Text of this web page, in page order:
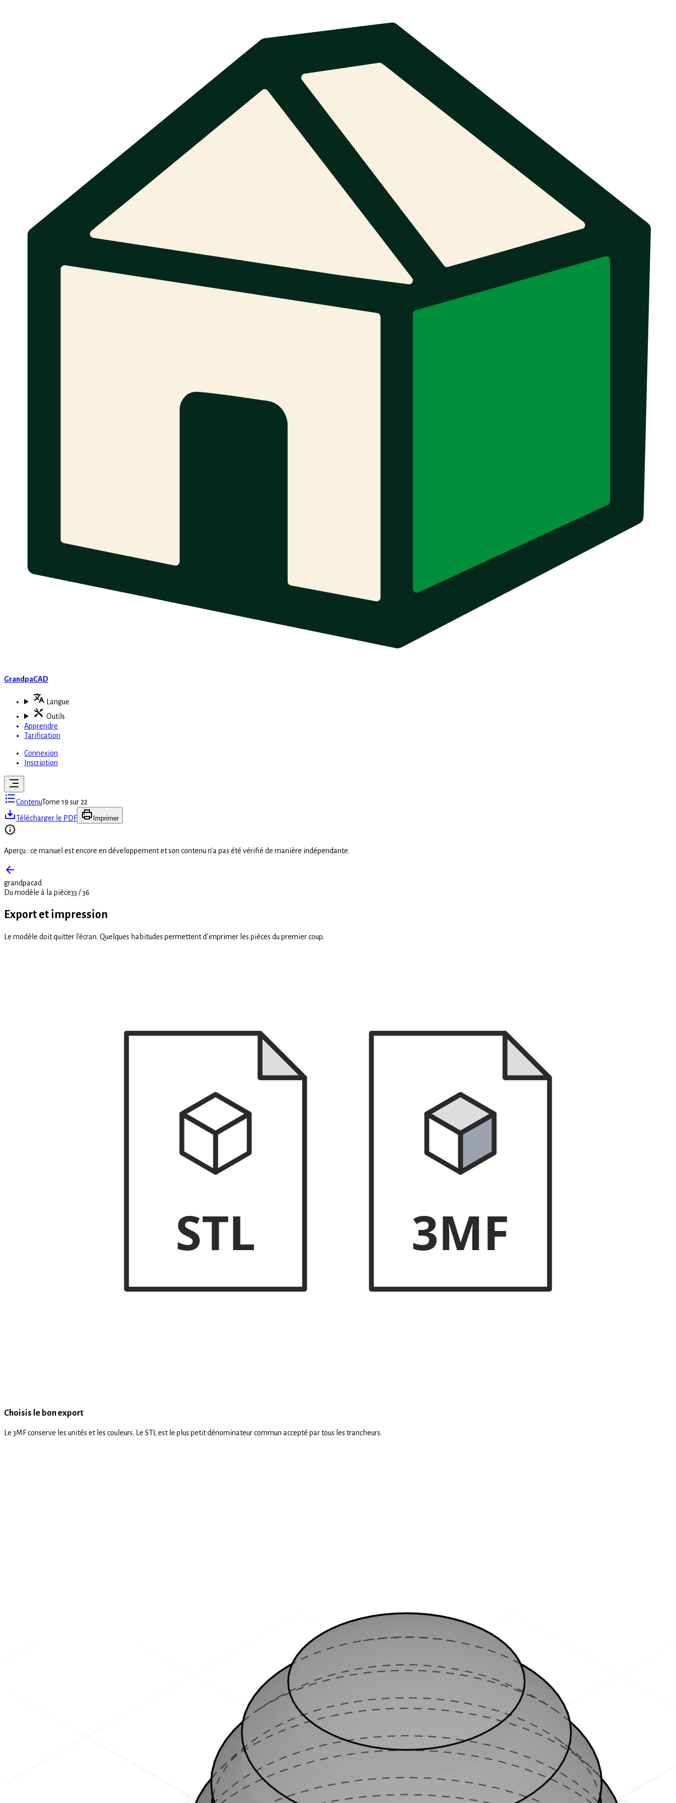
GrandpaCAD
Langue
Outils
Apprendre
Tarification
Connexion
Inscription
ContenuTome 19 sur 22
Télécharger le PDF
Imprimer
Aperçu : ce manuel est encore en développement et son contenu n'a pas été vérifié de manière indépendante.
grandpacad
Du modèle à la pièce33 /36
Export et impression
Le modèle doit quitter l'écran. Quelques habitudes permettent d'imprimer les pièces du premier coup.
Choisis le bon export
Le 3MF conserve les unités et les couleurs. Le STL est le plus petit dénominateur commun accepté par tous les trancheurs.